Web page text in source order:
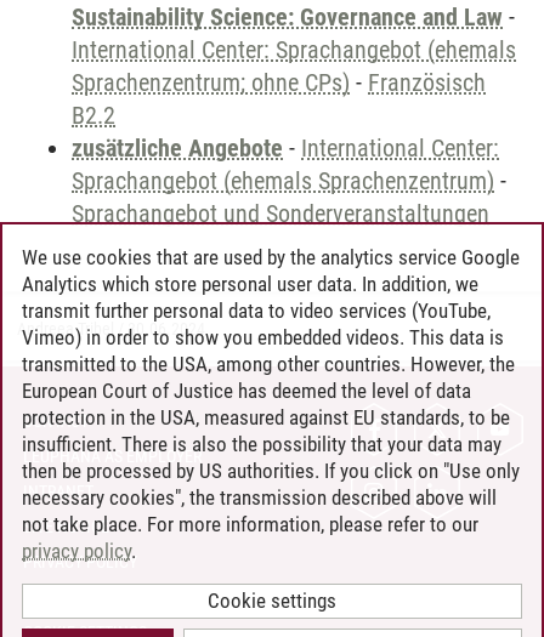
Sustainability Science: Governance and Law -
International Center: Sprachangebot (ehemals
Sprachenzentrum; ohne CPs) - Französisch
B2.2
zusätzliche Angebote - International Center:
Sprachangebot (ehemals Sprachenzentrum) -
Sprachangebot und Sonderveranstaltungen
Andreea Tribel 30.06.2024
CONTACT
LEUPHANA AS EMPLOYER
INTRANET
SITE NOTICE
PRIVACY POLICY
COOKIE SETTINGS
We use cookies that are used by the analytics service Google
Analytics which store personal user data. In addition, we
transmit further personal data to video services (YouTube,
Vimeo) in order to show you embedded videos. This data is
transmitted to the USA, among other countries. However, the
European Court of Justice has deemed the level of data
protection in the USA, measured against EU standards, to be
insufficient. There is also the possibility that your data may
then be processed by US authorities. If you click on "Use only
necessary cookies", the transmission described above will
not take place. For more information, please refer to our
privacy policy.
Cookie settings